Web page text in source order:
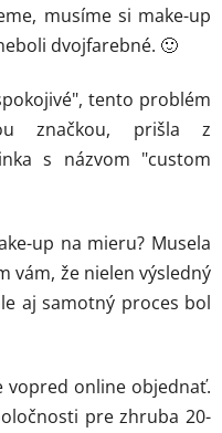
musíme si make-up
dvojfarebné. 🙂
tento problém
značkou, prišla z
s názvom "custom
up na mieru? Musela
vám, že nielen výsledný
aj samotný proces bol
vopred online objednať.
pre zhruba 20-